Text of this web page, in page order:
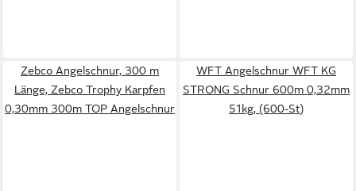
Zebco Angelschnur, 300 m
Länge, Zebco Trophy Karpfen
0,30mm 300m TOP Angelschnur
WFT Angelschnur WFT KG
STRONG Schnur 600m 0,32mm
51kg, (600-St)